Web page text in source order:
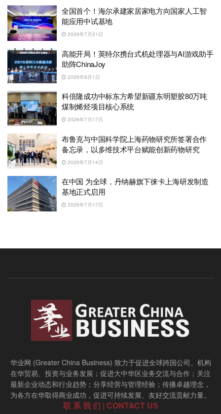
全国首个！海尔承建家居家电方向国家人工智
能应用中试基地
2026年7月21日
高能开局！英特尔携台式机处理器与AI游戏助手
助阵ChinaJoy
2026年8月1日
科倍隆成功中标东方希望新疆东明塑胶80万吨
煤制烯烃项目核心系统
2026年7月17日
布鲁克与中国科学院上海药物研究所签署合作
备忘录，以多维技术平台赋能创新药物研究
2026年7月14日
在中国 为全球，丹纳赫旗下徕卡上海研发制造
基地正式启用
2026年7月17日
华业网 (Greater China Business) 致力于促进全球跨国公司、机构
在华贸易、投资与业务发展；促进大中华区业务交流与合作；关注
最新企业动态和行业趋势；分享经营与管理经验；传播卓越理念，
为各方在华取得商业成功，促进可持续发展、友好交流贡献力量。
联 系 我 们 | CONTACT US